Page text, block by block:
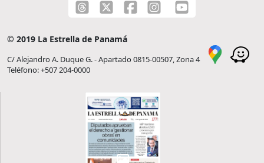
© 2019 La Estrella de Panamá
C/ Alejandro A. Duque G. - Apartado 0815-00507, Zona 4
Teléfono: +507 204-0000